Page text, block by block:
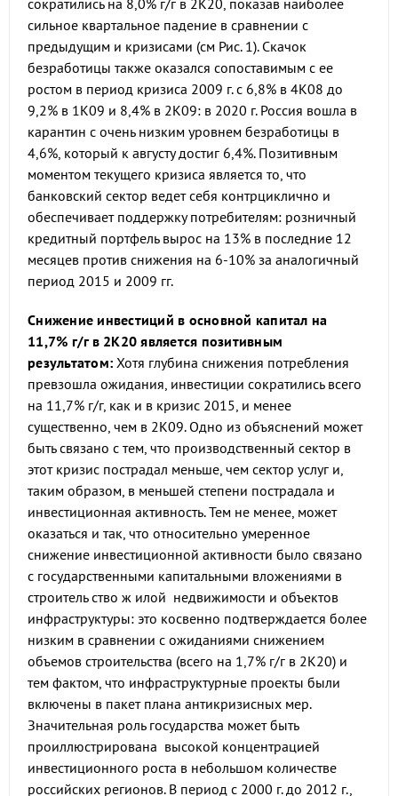
сократились на 8,0% г/г в 2К20, показав наиболее
сильное квартальное падение в сравнении с
предыдущим и кризисами (см Рис. 1). Скачок
безработицы также оказался сопоставимым с ее
ростом в период кризиса 2009 г. с 6,8% в 4К08 до
9,2% в 1К09 и 8,4% в 2К09: в 2020 г. Россия вошла в
карантин с очень низким уровнем безработицы в
4,6%, который к августу достиг 6,4%. Позитивным
моментом текущего кризиса является то, что
банковский сектор ведет себя контрциклично и
обеспечивает поддержку потребителям: розничный
кредитный портфель вырос на 13% в последние 12
месяцев против снижения на 6-10% за аналогичный
период 2015 и 2009 гг.
Снижение инвестиций в основной капитал на
11,7% г/г в 2К20 является позитивным
результатом:Хотя глубина снижения потребления
превзошла ожидания, инвестиции сократились всего
на 11,7% г/г, как и в кризис 2015, и менее
существенно, чем в 2К09. Одно из объяснений может
быть связано с тем, что производственный сектор в
этот кризис пострадал меньше, чем сектор услуг и,
таким образом, в меньшей степени пострадала и
инвестиционная активность. Тем не менее, может
оказаться и так, что относительно умеренное
снижение инвестиционной активности было связано
с государственными капитальными вложениями в
строитель ство ж илой недвижимости и объектов
инфраструктуры: это косвенно подтверждается более
низким в сравнении с ожиданиями снижением
объемов строительства (всего на 1,7% г/г в 2К20) и
тем фактом, что инфраструктурные проекты были
включены в пакет плана антикризисных мер.
Значительная роль государства может быть
проиллюстрирована высокой концентрацией
инвестиционного роста в небольшом количестве
российских регионов. В период с 2000 г. дo 2012 г.,